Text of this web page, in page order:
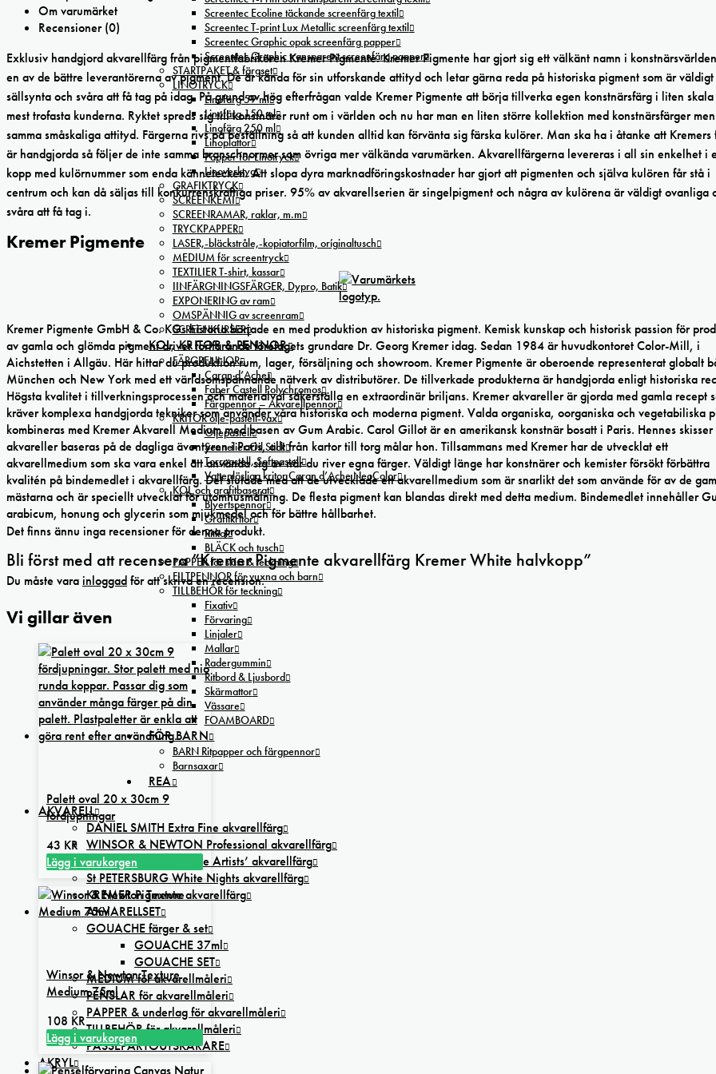
Screentec Ecoline täckande screenfärg textil
Screentec T-print Lux Metallic screenfärg textil
Screentec Graphic opak screenfärg papper
Screentec Graphic transparent screenfärg papper
STARTPAKET & färgset
LINOTRYCK
Linofärg 59 ml
Linofärg 150 ml
Linofärg 250 ml
Linoplattor
Papper för Linotryck
Linoverktyg
GRAFIKTRYCK
SCREENKEMI
SCREENRAMAR, raklar, m.m
TRYCKPAPPER
LASER,-bläckstråle,-kopiatorfilm, oríginaltusch
MEDIUM för screentryck
TEXTILIER T-shirt, kassar
IINFÄRGNINGSFÄRGER, Dypro, Batik
EXPONERING av ram
OMSPÄNNIG av screenram
SCREENKURSER
KOL, KRITOR & PENNOR
FÄRGPENNOR
Caran d’Ache
Faber Castell Polychromos
Färgpennor – Akvarellpennor
KRITOR olje-pastell-vax
Oljepastell
Sennelier Oil Stick
Torrpastell, Softpastell
Vattenlösliga kritor Caran d’Ache NeoColor
KOL och grafitbaserat
Blyertspennor
Grafitkritor
Ritkol
BLÄCK och tusch
PAPPER för skiss & teckning
FILTPENNOR för vuxna och barn
TILLBEHÖR för teckning
Fixativ
Förvaring
Linjaler
Mallar
Radergummin
Ritbord & Ljusbord
Skärmattor
Vässare
FOAMBOARD
FÖR BARN
BARN Ritpapper och färgpennor
Barnsaxar
REA
AKVARELL
DANIEL SMITH Extra Fine akvarellfärg
WINSOR & NEWTON Professional akvarellfärg
SENNELIER L’Aquarelle Artists’ akvarellfärg
St PETERSBURG White Nights akvarellfärg
KREMER Pigmente akvarellfärg
AKVARELLSET
GOUACHE färger & set
GOUACHE 37ml
GOUACHE SET
MEDIUM för akvarellmåleri
PENSLAR för akvarellmåleri
PAPPER & underlag för akvarellmåleri
TILLBEHÖR för akvarellmåleri
PASSEPARTOUTSKÄRARE
AKRYL
Om varumärket
Recensioner (0)
Exklusiv handgjord akvarellfärg från pigmentfabrikören Kremer Pigmente. Kremer Pigmente har gjort sig ett välkänt namn i
en av de bättre leverantörerna av pigment. De är kända för sin utforskande attityd och letar gärna reda på historiska pigment som är väldigt
sällsynta och svåra att få tag på idag. På grund av hög efterfrågan valde Kremer Pigmente att börja tillverka egen konstnärsfärg i liten
mest trofasta kunderna. Ryktet spreds sig till konstnärer runt om i världen och nu har man en liten större kollektion med konstnärsfärger
samma småskaliga attityd. Färgerna rivs på beställning så att kunden alltid kan förvänta sig färska kulörer. Man ska ha i åtanke att Kremers
är handgjorda så följer de inte samma branschnormer som övriga mer välkända varumärken. Akvarellfärgerna levereras i all sin enkelhet i
kopp med kulörnummer som enda kännetecken. Att slopa dyra marknadföringskostnader har gjort att pigmenten och själva kulören får stå i
centrum och kan då säljas till konkurrenskraftiga priser. 95% av akvarellserien är singelpigment och några av kulörena är väldigt ovanliga
svåra att få tag i.
Kremer Pigmente
Kremer Pigmente GmbH & Co. KGs historia började en med produktion av historiska pigment. Kemisk kunskap och historisk passion för
av gamla och glömda pigment driver fortfarande företagets grundare Dr. Georg Kremer idag. Sedan 1984 är huvudkontoret Color-Mill, i
Aichstetten i Allgäu. Här hittar du produktion rum, lager, försäljning och showroom. Kremer Pigmente är oberoende representerat globalt
München och New York med ett världsomspännande nätverk av distributörer. De tillverkade produkterna är handgjorda enligt historiska
Högsta kvalitet i tillverkningsprocessen och materialval säkerställa en extraordinär briljans. Kremer akvareller är gjorda med gamla recept
kräver komplexa handgjorda tekniker som använder våra historiska och moderna pigment. Valda organiska, oorganiska och vegetabiliska
kombineras med Kremer Akvarell Medium med basen av Gum Arabic. Carol Gillot är en amerikansk konstnär bosatt i Paris. Hennes skisser
akvareller baseras på de dagliga äventyren i Paris, allt från kartor till torg målar hon. Tillsammans med Kremer har de utvecklat ett
akvarellmedium som ska vara enkel att använda sig av när du river egna färger. Väldigt länge har konstnärer och kemister försökt förbättra
kvalitén på bindemedlet i akvarellfärg. Det slutade med att de utvecklade ett akvarellmedium som är snarlikt det som använde för av de
mästarna och är speciellt utvecklat för utomhusmålning. De flesta pigment kan blandas direkt med detta medium. Bindemedlet innehåller
arabicum, honung och glycerin som mjukmedel och för bättre hållbarhet.
Det finns ännu inga recensioner för denna produkt.
Bli först med att recensera ”Kremer Pigmente akvarellfärg Kremer White halvkopp”
Du måste varainloggadför att skriva en recension.
Vi gillar även
Palett oval 20 x 30cm 9
fördjupningar
43 KR
Lägg i varukorgen
Winsor & Newton Texture
Medium 75ml
108 KR
Lägg i varukorgen